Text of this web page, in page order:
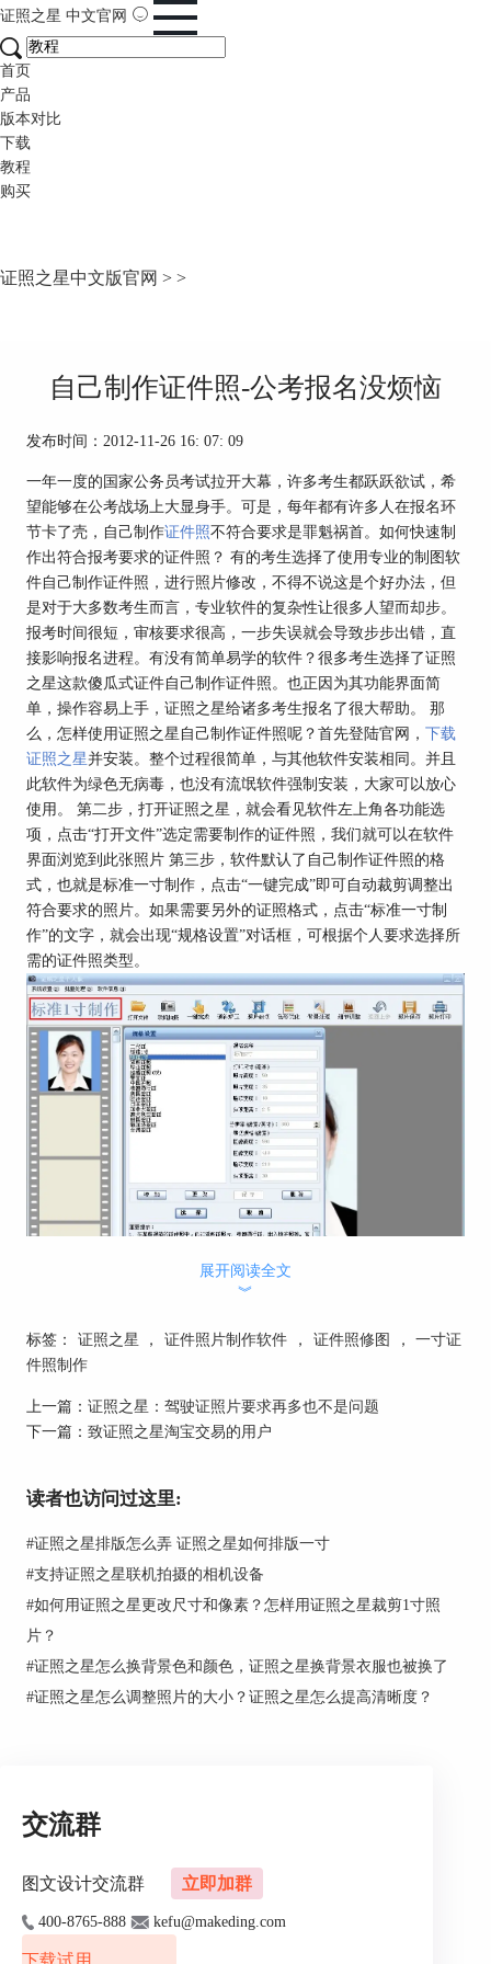
证照之星 中文官网
首页
产品
版本对比
下载
教程
购买
证照之星中文版官网 > >
自己制作证件照-公考报名没烦恼
发布时间：2012-11-26 16: 07: 09
一年一度的国家公务员考试拉开大幕，许多考生都跃跃欲试，希
望能够在公考战场上大显身手。可是，每年都有许多人在报名环
节卡了壳，自己制作证件照不符合要求是罪魁祸首。如何快速制
作出符合报考要求的证件照？ 有的考生选择了使用专业的制图软
件自己制作证件照，进行照片修改，不得不说这是个好办法，但
是对于大多数考生而言，专业软件的复杂性让很多人望而却步。
报考时间很短，审核要求很高，一步失误就会导致步步出错，直
接影响报名进程。有没有简单易学的软件？很多考生选择了证照
之星这款傻瓜式证件自己制作证件照。也正因为其功能界面简
单，操作容易上手，证照之星给诸多考生报名了很大帮助。 那
么，怎样使用证照之星自己制作证件照呢？首先登陆官网， 下载
证照之星并安装。整个过程很简单，与其他软件安装相同。并且
此软件为绿色无病毒，也没有流氓软件强制安装，大家可以放心
使用。 第二步，打开证照之星，就会看见软件左上角各功能选
项，点击“打开文件”选定需要制作的证件照，我们就可以在软件
界面浏览到此张照片 第三步，软件默认了自己制作证件照的格
式，也就是标准一寸制作，点击“一键完成”即可自动裁剪调整出
符合要求的照片。如果需要另外的证照格式，点击“标准一寸制
作”的文字，就会出现“规格设置”对话框，可根据个人要求选择所
需的证件照类型。
有要求，证照之星也为我们提供了背景处理功能。点击“智能背景
替换”窗口，利用“魔术擦”，清除照片的前景和背景之间的粘合区
域，然后选定“处理”，就会出现新背景。 总之，证照之星是一款
很简单易学的软件，诸多功能都非常人性化，很容易自己制作证
展开阅读全文
︾
标签： 证照之星 ， 证件照片制作软件 ， 证件照修图 ，
一寸证
件照制作
上一篇： 证照之星：驾驶证照片要求再多也不是问题
下一篇： 致证照之星淘宝交易的用户
读者也访问过这里:
#证照之星排版怎么弄 证照之星如何排版一寸
#支持证照之星联机拍摄的相机设备
#如何用证照之星更改尺寸和像素？怎样用证照之星裁剪1寸照
片？
#证照之星怎么换背景色和颜色，证照之星换背景衣服也被换了
#证照之星怎么调整照片的大小？证照之星怎么提高清晰度？
交流群
图文设计交流群 立即加群
400-8765-888 kefu@makeding.com
下载试用